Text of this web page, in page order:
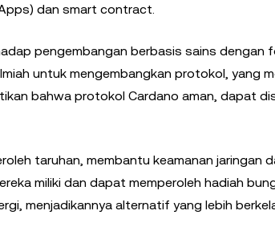
dan smart contract.
pengembangan berbasis sains dengan
untuk mengembangkan protokol, yang
bahwa protokol Cardano aman, dapat
taruhan, membantu keamanan jaringan
miliki dan dapat memperoleh hadiah
menjadikannya alternatif yang lebih